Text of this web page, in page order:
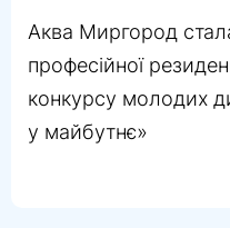
Аква Миргород
партнер до
чемпіонки Європи з
фіналістки